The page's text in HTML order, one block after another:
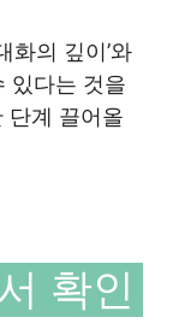
화의 깊이’와
있다는 것을
단계 끌어올
확인